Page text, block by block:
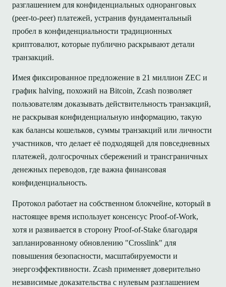
разглашением для конфиденциальных одноранговых
(peer-to-peer) платежей, устранив фундаментальный
пробел в конфиденциальности традиционных
криптовалют, которые публично раскрывают детали
транзакций.
Имея фиксированное предложение в 21 миллион ZEC и
график halving, похожий на Bitcoin, Zcash позволяет
пользователям доказывать действительность транзакций,
не раскрывая конфиденциальную информацию, такую
как балансы кошельков, суммы транзакций или личности
участников, что делает её подходящей для повседневных
платежей, долгосрочных сбережений и трансграничных
денежных переводов, где важна финансовая
конфиденциальность.
Протокол работает на собственном блокчейне, который в
настоящее время использует консенсус Proof-of-Work,
хотя и развивается в сторону Proof-of-Stake благодаря
запланированному обновлению "Crosslink" для
повышения безопасности, масштабируемости и
энергоэффективности. Zcash применяет доверительно
независимые доказательства с нулевым разглашением